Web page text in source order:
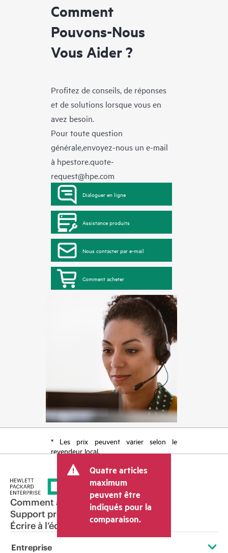
Comment
Pouvons-Nous
Vous Aider ?
Profitez de conseils, de réponses
et de solutions lorsque vous en
avez besoin.
Pour toute question
générale,envoyez-nous un e-mail
à hpestore.quote-
request@hpe.com
Dialoguer en ligne
Assistance produits
Nous contacter par e-mail
Comment acheter
* Les prix peuvent varier selon le
revendeur local.
Quatre articles
maximum
peuvent être
indiqués pour la
comparaison.
Comment acheter
Support produit
Écrire à l’équipe commerciale
Entreprise